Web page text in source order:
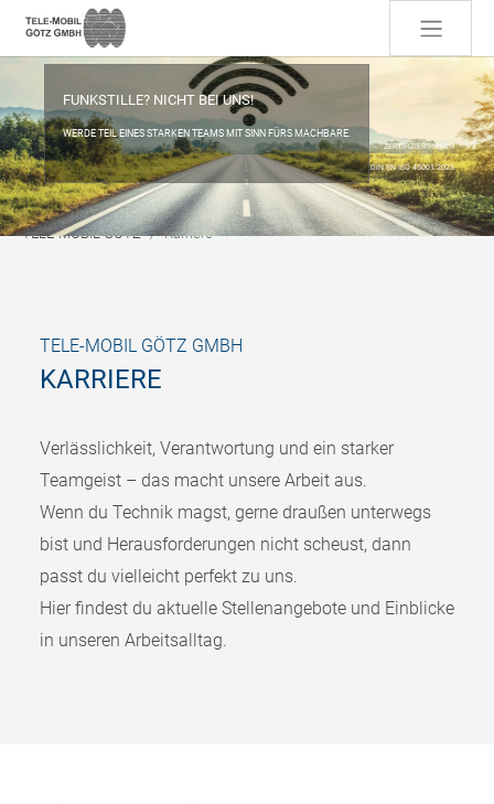
Skip to main content
FUNKSTILLE? NICHT BEI UNS!
WERDE TEIL EINES STARKEN TEAMS MIT SINN FÜRS MACHBARE.
ZERTIFIZIERT NACH
DIN EN ISO 45001:2023
You are here:
TELE-MOBIL GÖTZ Karriere
TELE-MOBIL GÖTZ GMBH
KARRIERE
Verlässlichkeit, Verantwortung und ein starker
Teamgeist – das macht unsere Arbeit aus.
Wenn du Technik magst, gerne draußen unterwegs
bist und Herausforderungen nicht scheust, dann
passt du vielleicht perfekt zu uns.
Hier findest du aktuelle Stellenangebote und Einblicke
in unseren Arbeitsalltag.